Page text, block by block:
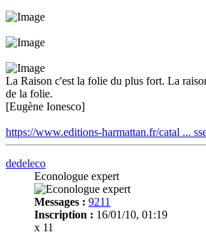
La Raison c'est la folie du plus fort. La
de la folie.
[Eugène Ionesco]
https://www.editions-harmattan.fr/catal ...
dedeleco
Econologue expert
Messages : 9211
Inscription : 16/01/10, 01:19
x 11